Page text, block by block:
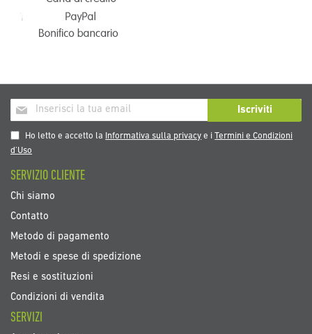
Iscriviti
alla
nostra
Newsletter:
Iscriviti
Ho letto e accetto la Informativa sulla privacy e iTermini e Condizioni
d’Uso
SERVIZIO CLIENTE
Chi siamo
Contatto
Metodo di pagamento
Metodi e spese di spedizione
Resi e sostituzioni
Condizioni di vendita
SERVIZI